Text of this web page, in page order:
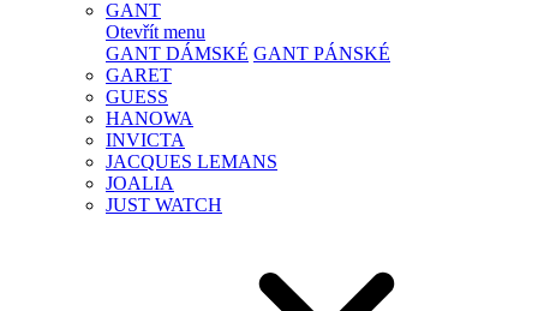
GANT
Otevřít menu
GANT DÁMSKÉ GANT PÁNSKÉ
GARET
GUESS
HANOWA
INVICTA
JACQUES LEMANS
JOALIA
JUST WATCH